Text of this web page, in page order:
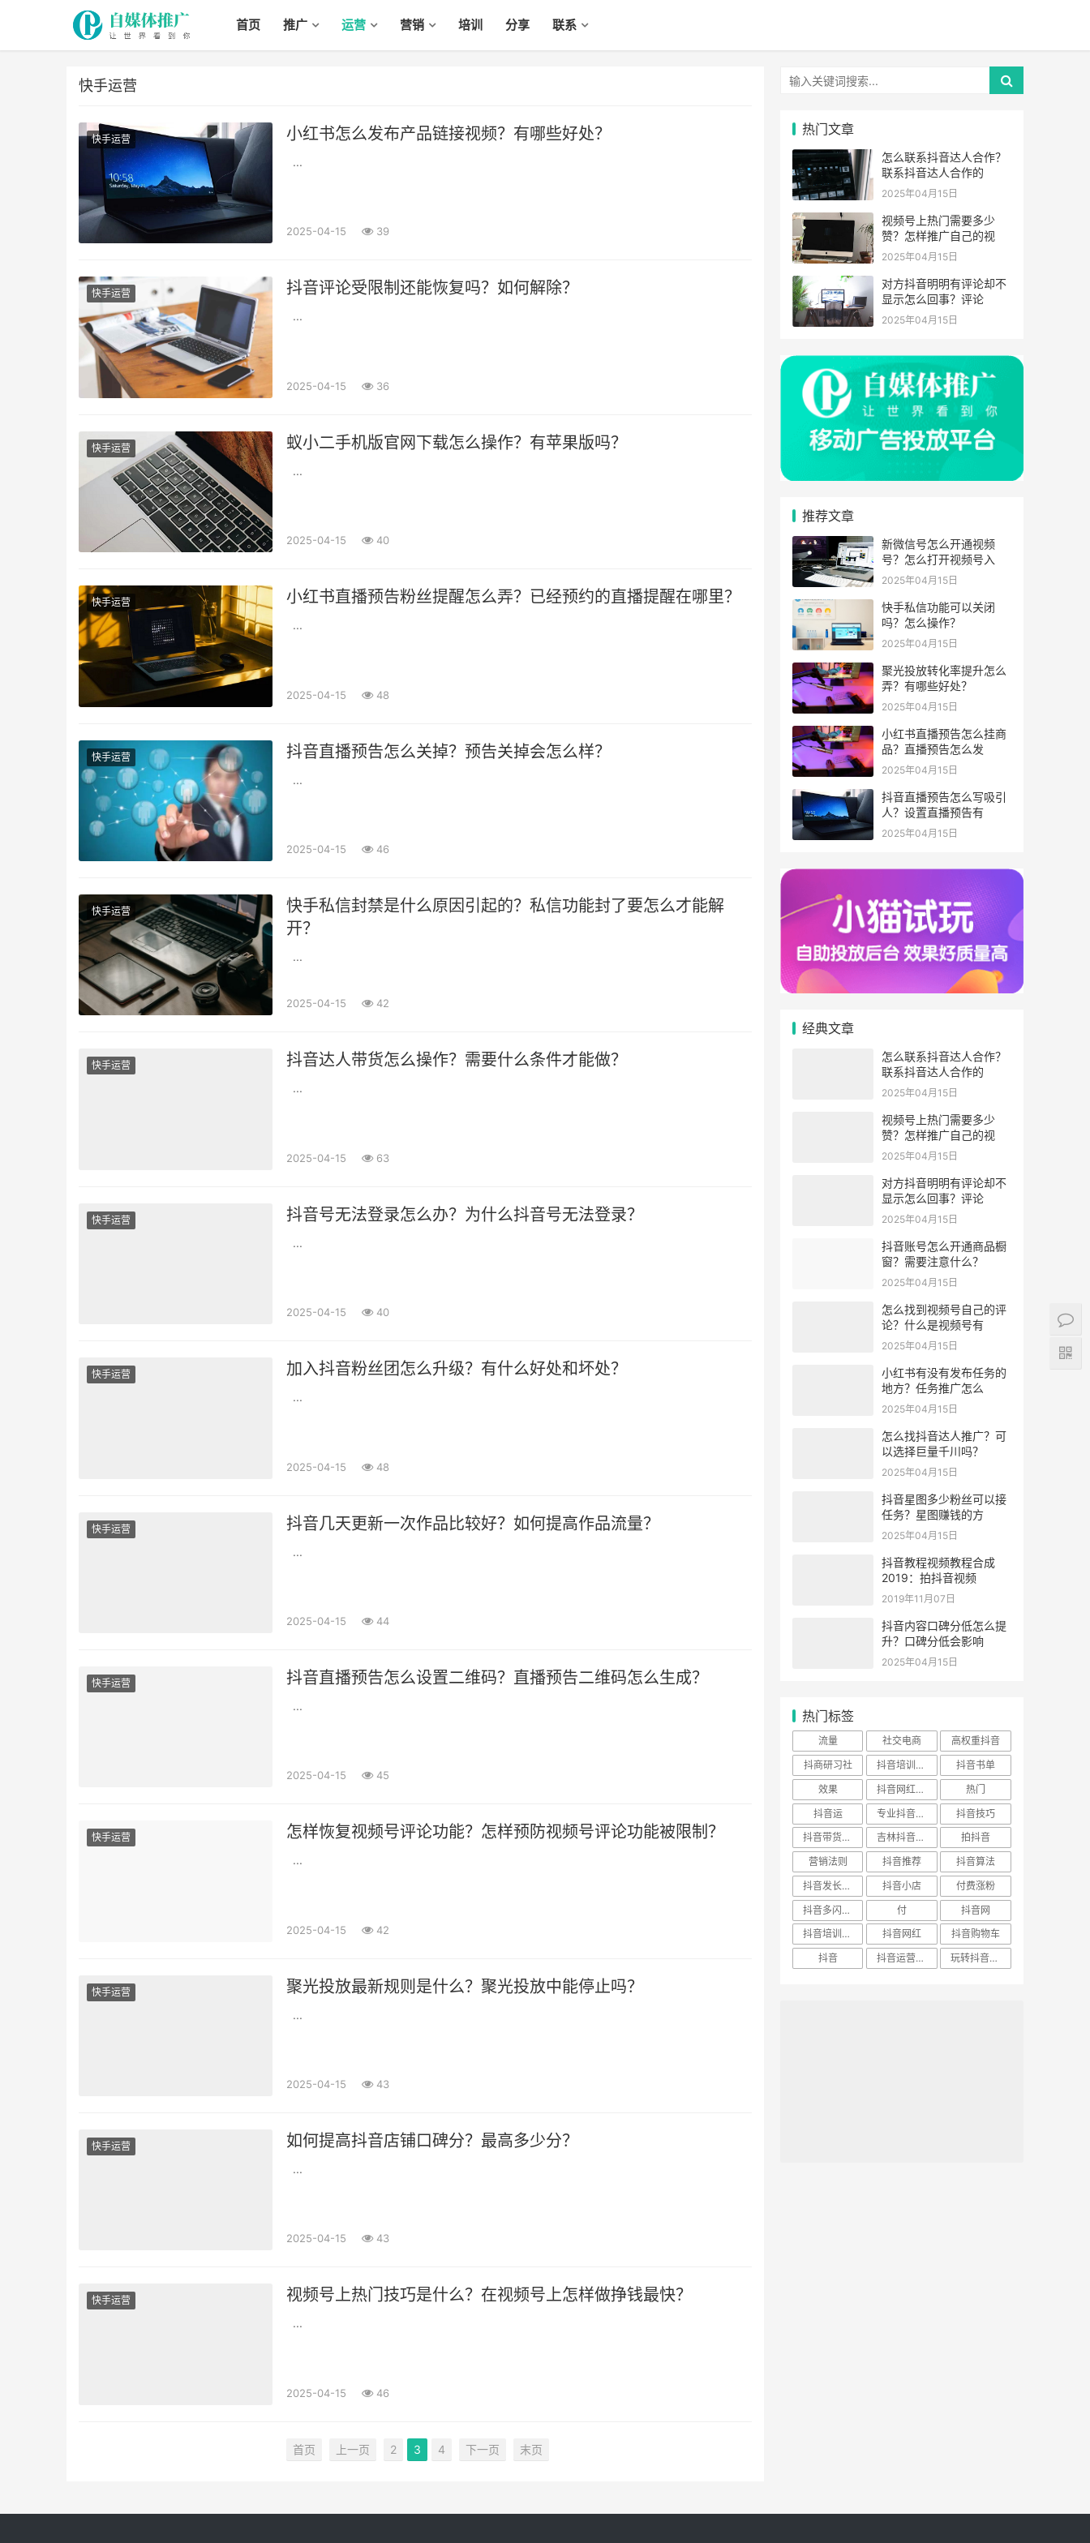
首页 推广 运营 营销 培训 分享 联系
快手运营
快手运营 小红书怎么发布产品链接视频？有哪些好处？
...
2025-04-15 39
快手运营 抖音评论受限制还能恢复吗？如何解除？
...
2025-04-15 36
快手运营 蚁小二手机版官网下载怎么操作？有苹果版吗？
...
2025-04-15 40
快手运营 小红书直播预告粉丝提醒怎么弄？已经预约的直播提醒在哪里？
...
2025-04-15 48
快手运营 抖音直播预告怎么关掉？预告关掉会怎么样？
...
2025-04-15 46
快手运营
快手私信封禁是什么原因引起的？私信功能封了要怎么才能解
开？
...
2025-04-15 42
快手运营 抖音达人带货怎么操作？需要什么条件才能做？
...
2025-04-15 63
快手运营 抖音号无法登录怎么办？为什么抖音号无法登录？
...
2025-04-15 40
快手运营 加入抖音粉丝团怎么升级？有什么好处和坏处？
...
2025-04-15 48
快手运营 抖音几天更新一次作品比较好？如何提高作品流量？
...
2025-04-15 44
快手运营 抖音直播预告怎么设置二维码？直播预告二维码怎么生成？
...
2025-04-15 45
快手运营 怎样恢复视频号评论功能？怎样预防视频号评论功能被限制？
...
2025-04-15 42
快手运营 聚光投放最新规则是什么？聚光投放中能停止吗？
...
2025-04-15 43
快手运营 如何提高抖音店铺口碑分？最高多少分？
...
2025-04-15 43
快手运营 视频号上热门技巧是什么？在视频号上怎样做挣钱最快？
...
2025-04-15 46
首页 上一页 2 3 4 下一页 末页
热门文章
怎么联系抖音达人合作？
联系抖音达人合作的
2025年04月15日
视频号上热门需要多少
赞？怎样推广自己的视
2025年04月15日
对方抖音明明有评论却不
显示怎么回事？评论
2025年04月15日
推荐文章
新微信号怎么开通视频
号？怎么打开视频号入
2025年04月15日
快手私信功能可以关闭
吗？怎么操作？
2025年04月15日
聚光投放转化率提升怎么
弄？有哪些好处？
2025年04月15日
小红书直播预告怎么挂商
品？直播预告怎么发
2025年04月15日
抖音直播预告怎么写吸引
人？设置直播预告有
2025年04月15日
经典文章
怎么联系抖音达人合作？
联系抖音达人合作的
2025年04月15日
视频号上热门需要多少
赞？怎样推广自己的视
2025年04月15日
对方抖音明明有评论却不
显示怎么回事？评论
2025年04月15日
抖音账号怎么开通商品橱
窗？需要注意什么？
2025年04月15日
怎么找到视频号自己的评
论？什么是视频号有
2025年04月15日
小红书有没有发布任务的
地方？任务推广怎么
2025年04月15日
怎么找抖音达人推广？可
以选择巨量千川吗？
2025年04月15日
抖音星图多少粉丝可以接
任务？星图赚钱的方
2025年04月15日
抖音教程视频教程合成
2019：拍抖音视频
2019年11月07日
抖音内容口碑分低怎么提
升？口碑分低会影响
2025年04月15日
热门标签
流量 社交电商
高权重抖音
抖商研习社
抖音培训老师
抖音书单
效果
抖音网红培训
热门
抖音运
专业抖音培训
抖音技巧
抖音带货直播
吉林抖音培训
拍抖音
营销法则
抖音推荐
抖音算法
抖音发长视频
抖音小店
付费涨粉
抖音多闪培训
付
抖音网
抖音培训机构
抖音网红
抖音购物车
抖音
抖音运营团队 玩转抖音教程